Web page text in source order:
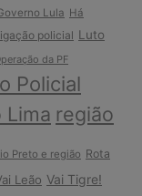
Lula Há
policial Luto
da PF
Policial
Lima região
Preto e região Rota
Leão Vai Tigre!